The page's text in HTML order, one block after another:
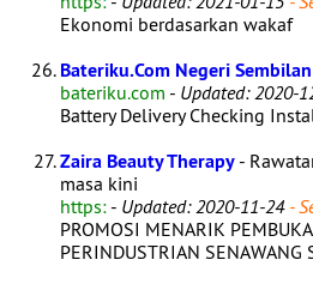
Ekonomi berdasarkan wakaf
Bateriku.Com Negeri Sembilan
bateriku.com - Updated: 2020-
Battery Delivery Checking
Zaira Beauty Therapy -
masa kini
https: - Updated: 2020-11-24-
PROMOSI MENARIK
PERINDUSTRIAN SENAWANG